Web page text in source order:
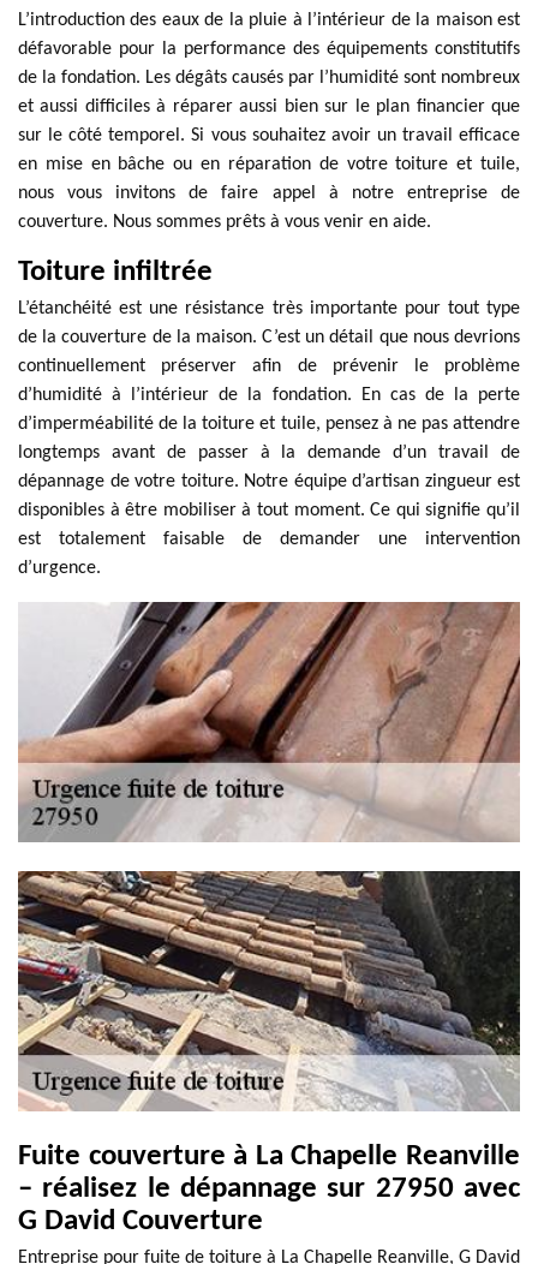
L’introduction des eaux de la pluie à l’intérieur de la maison est
défavorable pour la performance des équipements constitutifs
de la fondation. Les dégâts causés par l’humidité sont nombreux
et aussi difficiles à réparer aussi bien sur le plan financier que
sur le côté temporel. Si vous souhaitez avoir un travail efficace
en mise en bâche ou en réparation de votre toiture et tuile,
nous vous invitons de faire appel à notre entreprise de
couverture. Nous sommes prêts à vous venir en aide.
Toiture infiltrée
L’étanchéité est une résistance très importante pour tout type
de la couverture de la maison. C’est un détail que nous devrions
continuellement préserver afin de prévenir le problème
d’humidité à l’intérieur de la fondation. En cas de la perte
d’imperméabilité de la toiture et tuile, pensez à ne pas attendre
longtemps avant de passer à la demande d’un travail de
dépannage de votre toiture. Notre équipe d’artisan zingueur est
disponibles à être mobiliser à tout moment. Ce qui signifie qu’il
est totalement faisable de demander une intervention
d’urgence.
Fuite couverture à La Chapelle Reanville
– réalisez le dépannage sur 27950 avec
G David Couverture
Entreprise pour fuite de toiture à La Chapelle Reanville, G David